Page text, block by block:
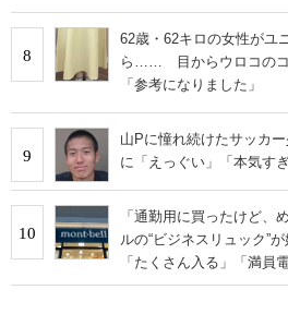
8
62歳・62キロの女性がユ
ら…… 目からウロコのコ
「参考になりました」
9
山Pに憧れ続けたサッ
に「えっぐい」「本気す
10
「通勤用に買ったけど
ルの“ビジネスリュック”
「たくさん入る」「満員